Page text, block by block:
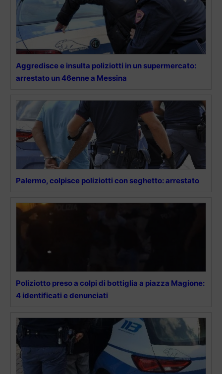
Aggredisce e insulta poliziotti in un supermercato:
arrestato un 46enne a Messina
Palermo, colpisce poliziotti con seghetto: arrestato
Poliziotto preso a colpi di bottiglia a piazza Magione:
4 identificati e denunciati